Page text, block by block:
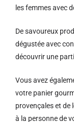
les femmes avec
De savoureux
dégustée avec
découvrir une
Vous avez
votre panier
provençales et de
à la personne de